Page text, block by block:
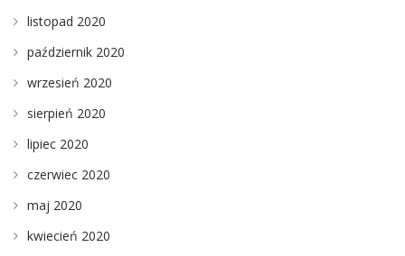
listopad 2020
październik 2020
wrzesień 2020
sierpień 2020
lipiec 2020
czerwiec 2020
maj 2020
kwiecień 2020